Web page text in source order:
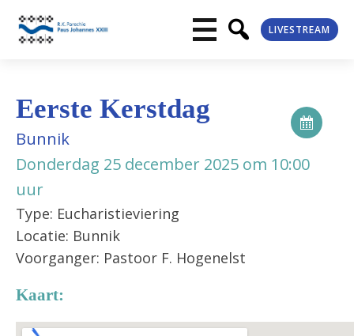
LIVESTREAM
Eerste Kerstdag
Bunnik
Donderdag 25 december 2025 om 10:00
uur
Type: Eucharistieviering
Locatie: Bunnik
Voorganger: Pastoor F. Hogenelst
Kaart: